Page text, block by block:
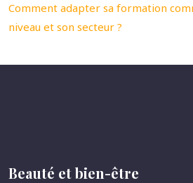
Comment adapter sa formation
niveau et son secteur ?
Beauté et bien-être